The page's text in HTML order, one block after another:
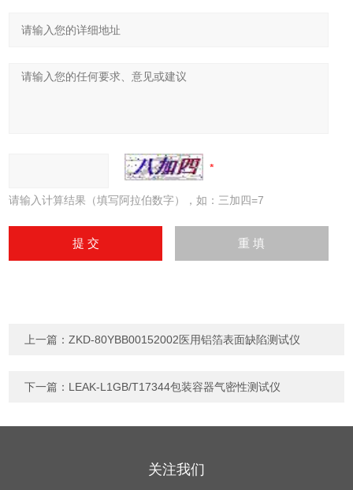
请输入计算结果（填写阿拉伯数字），如：三加四=7
上一篇：ZKD-80YBB00152002医用铝箔表面缺陷测试仪
下一篇： LEAK-L1GB/T17344包装容器气密性测试仪
关注我们